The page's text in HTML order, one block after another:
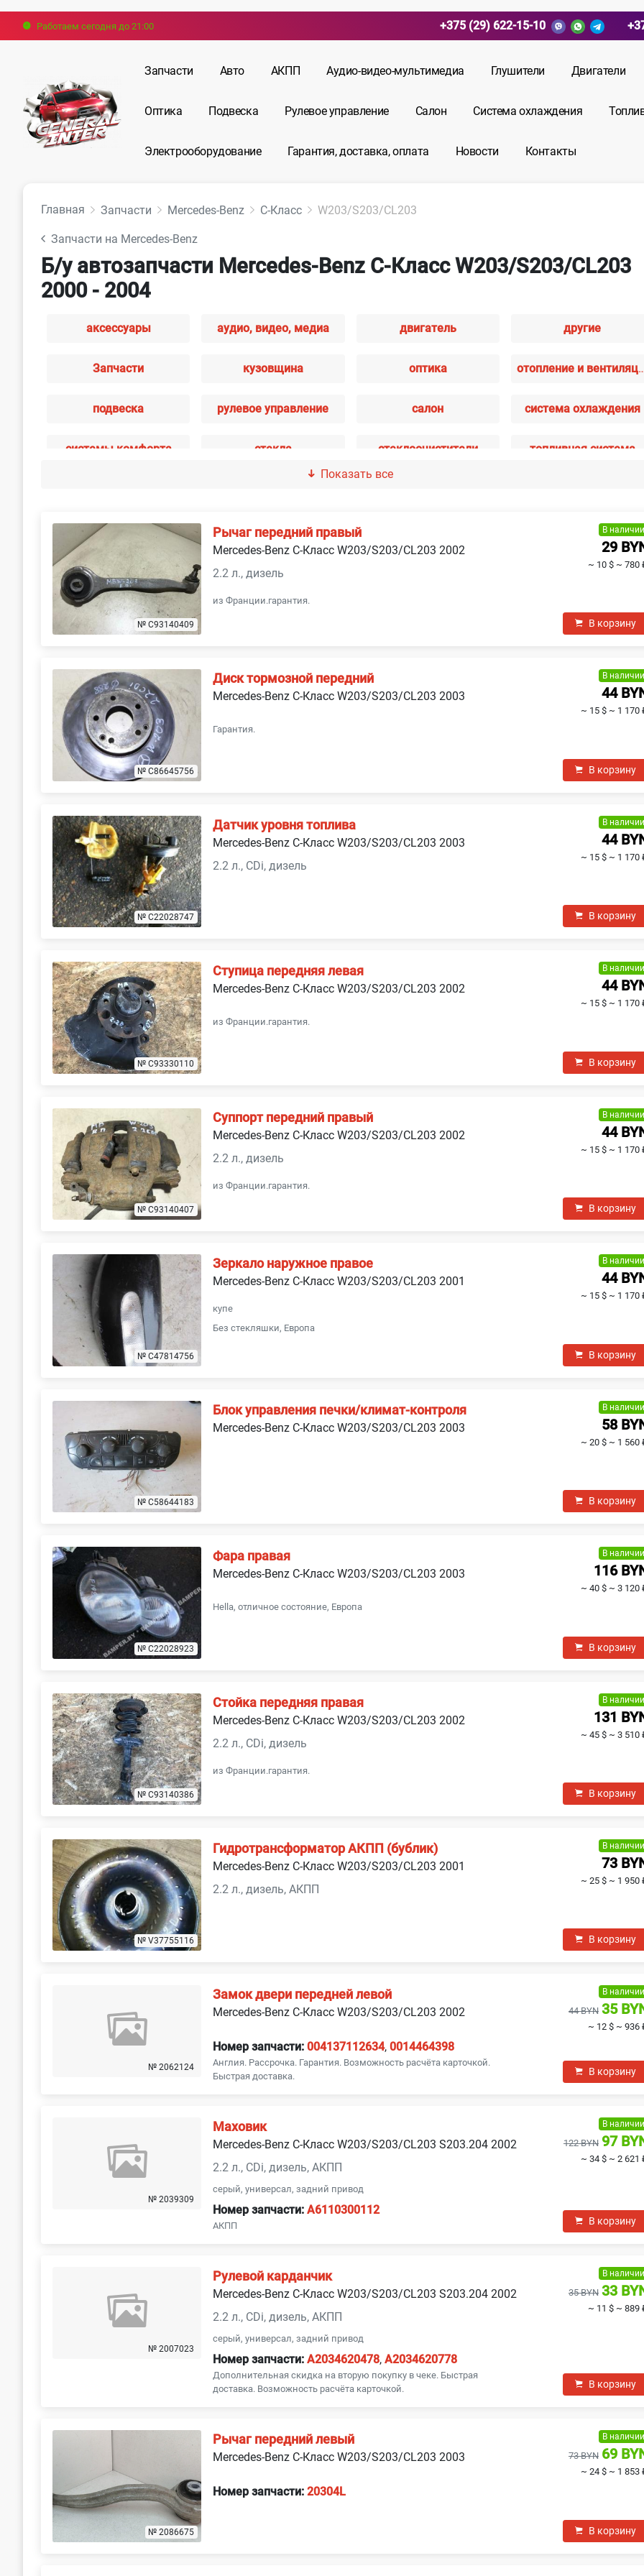
Работаем сегодня до 21:00 +375 (29) 622-15-10
Запчасти Авто АКПП Аудио-видео-мультимедиа Глушители Двигатели
Оптика Подвеска Рулевое управление Салон Система охлаждения
Электрооборудование Гарантия, доставка, оплата Новости Контакты
Главная Запчасти Mercedes-Benz C-Класс W203/S203/CL203
Запчасти на Mercedes-Benz
Б/у автозапчасти Mercedes-Benz C-Класс W203/S203/CL203
2000 - 2004
аксессуары аудио, видео, медиа двигатель другие
Запчасти кузовщина оптика отопление и
подвеска рулевое управление салон система охлаждения
системы комфорта стекла стеклоочистители топливная система
Показать все
№ C93140409
Рычаг передний правый
Mercedes-Benz C-Класс W203/S203/CL203 2002
2.2 л., дизель
из Франции.гарантия.
В наличии
29
~ 10 $ ~ 780
В корзину
№ C86645756
Диск тормозной передний
Mercedes-Benz C-Класс W203/S203/CL203 2003
Гарантия.
В наличии
44
~ 15 $ ~ 1 170
В корзину
№ C22028747
Датчик уровня топлива
Mercedes-Benz C-Класс W203/S203/CL203 2003
2.2 л., CDi, дизель
В наличии
44
~ 15 $ ~ 1 170
В корзину
№ C93330110
Ступица передняя левая
Mercedes-Benz C-Класс W203/S203/CL203 2002
из Франции.гарантия.
В наличии
44
~ 15 $ ~ 1 170
В корзину
№ C93140407
Суппорт передний правый
Mercedes-Benz C-Класс W203/S203/CL203 2002
2.2 л., дизель
из Франции.гарантия.
В наличии
44
~ 15 $ ~ 1 170
В корзину
№ C47814756
Зеркало наружное правое
Mercedes-Benz C-Класс W203/S203/CL203 2001
купе
Без стекляшки, Европа
В наличии
44
~ 15 $ ~ 1 170
В корзину
№ C58644183
Блок управления печки/климат-контроля
Mercedes-Benz C-Класс W203/S203/CL203 2003
В наличии
58
~ 20 $ ~ 1 560
В корзину
№ C22028923
Фара правая
Mercedes-Benz C-Класс W203/S203/CL203 2003
Hella, отличное состояние, Европа
В наличии
116
~ 40 $ ~ 3 120
В корзину
№ C93140386
Стойка передняя правая
Mercedes-Benz C-Класс W203/S203/CL203 2002
2.2 л., CDi, дизель
из Франции.гарантия.
В наличии
131
~ 45 $ ~ 3 510
В корзину
№ V37755116
Гидротрансформатор АКПП (бублик)
Mercedes-Benz C-Класс W203/S203/CL203 2001
2.2 л., дизель, АКПП
В наличии
73
~ 25 $ ~ 1 950
В корзину
№ 2062124
Замок двери передней левой
Mercedes-Benz C-Класс W203/S203/CL203 2002
Номер запчасти: 004137112634,0014464398
Англия. Рассрочка. Гарантия. Возможность расчёта карточкой.
Быстрая доставка.
В наличии
44 BYN 35
~ 12 $ ~ 936
В корзину
№ 2039309
Маховик
Mercedes-Benz C-Класс W203/S203/CL203 S203.204 2002
2.2 л., CDi, дизель, АКПП
серый, универсал, задний привод
Номер запчасти: A6110300112
АКПП
В наличии
122 BYN 97
~ 34 $ ~ 2 621
В корзину
№ 2007023
Рулевой карданчик
Mercedes-Benz C-Класс W203/S203/CL203 S203.204 2002
2.2 л., CDi, дизель, АКПП
серый, универсал, задний привод
Номер запчасти: A2034620478,A2034620778
Дополнительная скидка на вторую покупку в чеке. Быстрая
доставка. Возможность расчёта карточкой.
В наличии
35 BYN 33
~ 11 $ ~ 889
В корзину
№ 2086675
Рычаг передний левый
Mercedes-Benz C-Класс W203/S203/CL203 2003
Номер запчасти: 20304L
В наличии
73 BYN 69
~ 24 $ ~ 1 853
В корзину